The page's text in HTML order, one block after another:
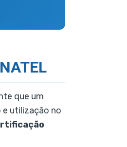
que um
utilização no